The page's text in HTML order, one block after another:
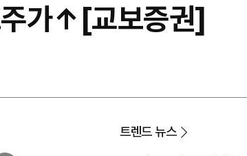
가↑[교보증권]
트렌드 뉴스